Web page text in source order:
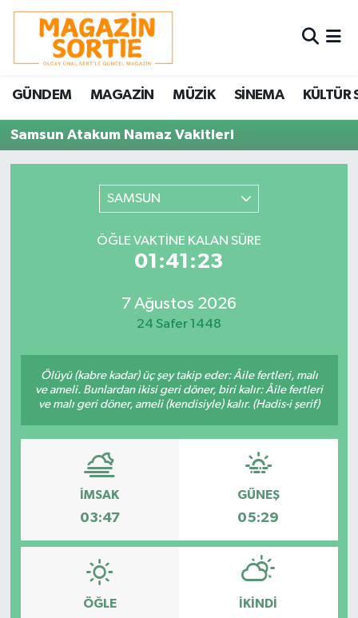
GÜNDEM MAGAZİN MÜZİK SİNEMA KÜLTÜR
Samsun Atakum Namaz Vakitleri
SAMSUN
ÖĞLE VAKTINE KALAN SÜRE
01:41:23
7 Ağustos 2026
24 Safer 1448
Ölüyü (kabre kadar) üç şey takip eder: Âile fertleri, malı
ve ameli. Bunlardan ikisi geri döner, biri kalır: Âile fertleri
ve malı geri döner, ameli (kendisiyle) kalır. (Hadis-i şerif)
İMSAK
03:47
GÜNEŞ
05:29
ÖĞLE İKINDI
Nöbetçi Eczaneler
Hava Durumu
Trafik Durumu
Süper Lig Puan Durumu ve Fikstür
Son Dakika Haberleri